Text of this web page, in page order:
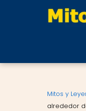
Mitos y
alrededor